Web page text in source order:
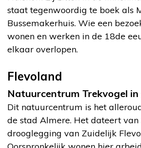
staat tegenwoordig te boek als
Bussemakerhuis. Wie een
wonen en werken in de 18de
elkaar overlopen.
Flevoland
Natuurcentrum Trekvogel in
Dit natuurcentrum is het
de stad Almere. Het dateert van
drooglegging van Zuidelijk